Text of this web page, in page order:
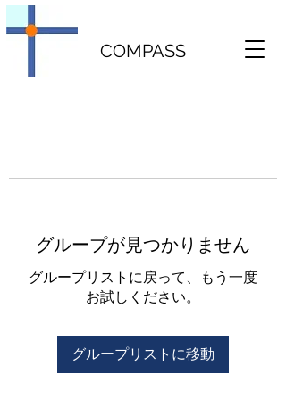
COMPASS
グループが見つかりません
グループリストに戻って、もう一度
お試しください。
グループリストに移動